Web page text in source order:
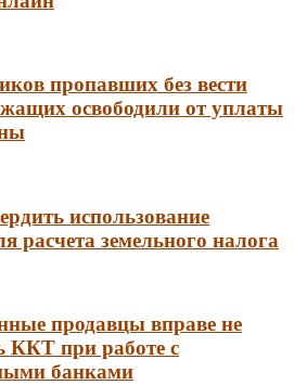
пропавших без вести
освободили от уплаты
использование
расчета земельного налога
продавцы вправе не
ККТ при работе с
банками